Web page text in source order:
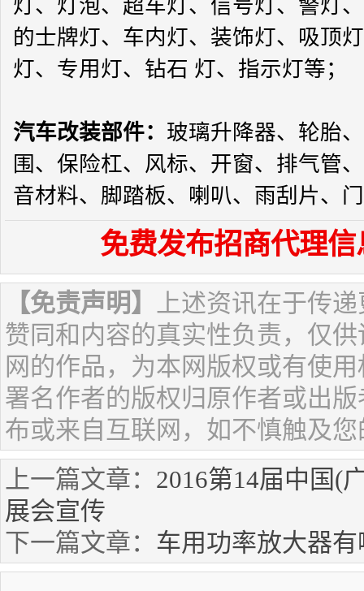
灯、灯泡、超车灯、信号灯、警灯
的士牌灯、车内灯、装饰灯、吸顶
灯、专用灯、钻石 灯、指示灯等；
汽车改装部件： 玻璃升降器、轮胎
围、保险杠、风标、开窗、排气管
音材料、脚踏板、喇叭、雨刮片、
免费发布招商代理信
【免责声明】
上述资讯在于传
赞同和内容的真实性负责，仅
网的作品，为本网版权或有使
署名作者的版权归原作者或出
布或来自互联网，如不慎触及
上一篇文章： 2016第14届中国(
展会宣传
下一篇文章： 车用功率放大器